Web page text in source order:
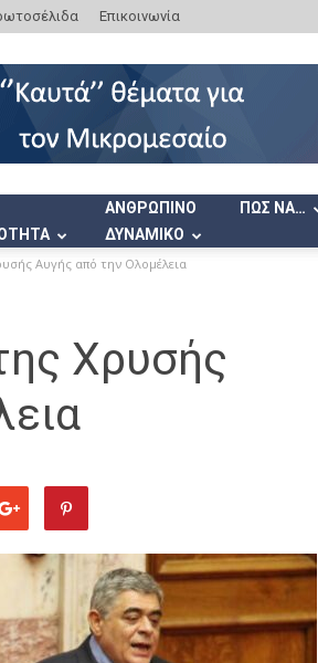
Επικοινωνία
ΑΝΘΡΩΠΙΝΟ
ΔΥΝΑΜΙΚΟ
ΠΩΣ ΝΑ…
Αυγής από την Ολομέλεια
Χρυσής